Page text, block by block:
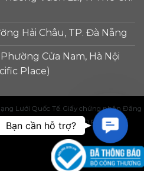
Hải Châu, TP. Đà Nẵng
Cửa Nam, Hà Nội
Place)
Lưới Quốc Tế. Giấy chứng nhận Đăng
hoạch và Đầu tư Thành phố Hồ Chí
Bạn cần hỗ trợ?